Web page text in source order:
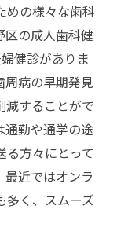
要性
メリット
ケア
通院
康な歯をサ
方
の特徴
めの様々な歯科
区の成人歯科健
健診がありま
周病の早期発見
減することがで
通勤や通学の途
る方々にとって
近ではオンラ
多く、スムーズ